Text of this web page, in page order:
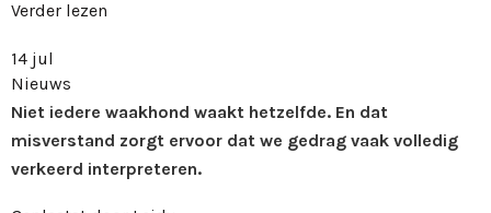
Verder lezen
14 jul
Nieuws
Niet iedere waakhond waakt hetzelfde. En dat
misverstand zorgt ervoor dat we gedrag vaak volledig
verkeerd interpreteren.